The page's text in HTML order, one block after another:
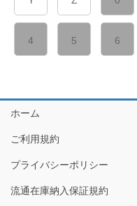
4 5 6
ホーム
ご利用規約
プライバシーポリシー
流通在庫納入保証規約